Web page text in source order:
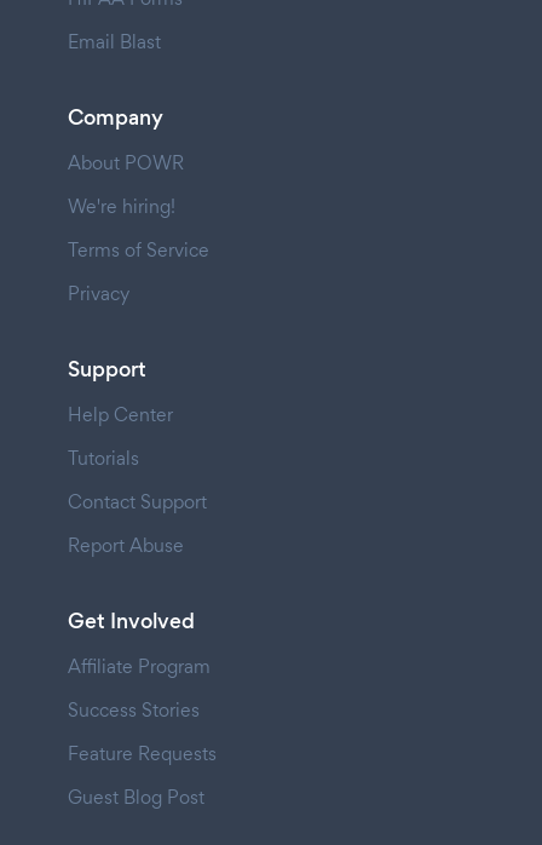
Email Blast
Company
About POWR
We're hiring!
Terms of Service
Privacy
Support
Help Center
Tutorials
Contact Support
Report Abuse
Get Involved
Affiliate Program
Success Stories
Feature Requests
Guest Blog Post